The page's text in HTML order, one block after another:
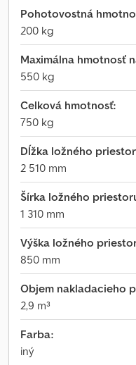
Pohotovostná
200 kg
Maximálna hmotnosť
550 kg
Celková hmotnosť:
750 kg
Dĺžka ložného
2 510 mm
Šírka ložného
1 310 mm
Výška ložného
850 mm
Objem nakladacieho
2,9 m³
Farba:
iný